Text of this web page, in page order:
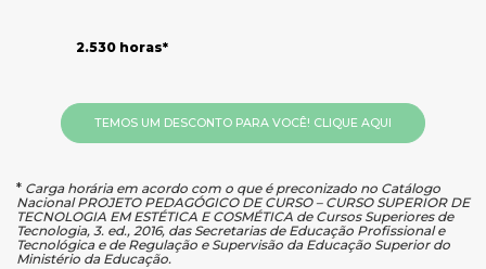
2.530 horas*
TEMOS UM DESCONTO PARA VOCÊ! CLIQUE AQUI
* Carga horária em acordo com o que é preconizado no Catálogo
Nacional PROJETO PEDAGÓGICO DE CURSO – CURSO SUPERIOR DE
TECNOLOGIA EM ESTÉTICA E COSMÉTICA de Cursos Superiores de
Tecnologia, 3. ed., 2016, das Secretarias de Educação Profissional e
Tecnológica e de Regulação e Supervisão da Educação Superior do
Ministério da Educação.